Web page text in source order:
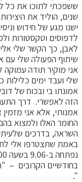
ששפכתי לתוכו את כל
שנים, הוליד את
ישנו מגע של חידוש
לדפוסים וטקסטורות
לאבן, כך הקשר שלי
שיתוף הפעולה שלי עם
אני מוקיר תודה
שלי ועבד ימים
אמונתו בי ובכוח של
הזה לאפשרי. דרך
אמנותי, אלא אני
החומר האלו ולמצוא
השראה, בדרכים
באמת שתצטרפו אלי
".